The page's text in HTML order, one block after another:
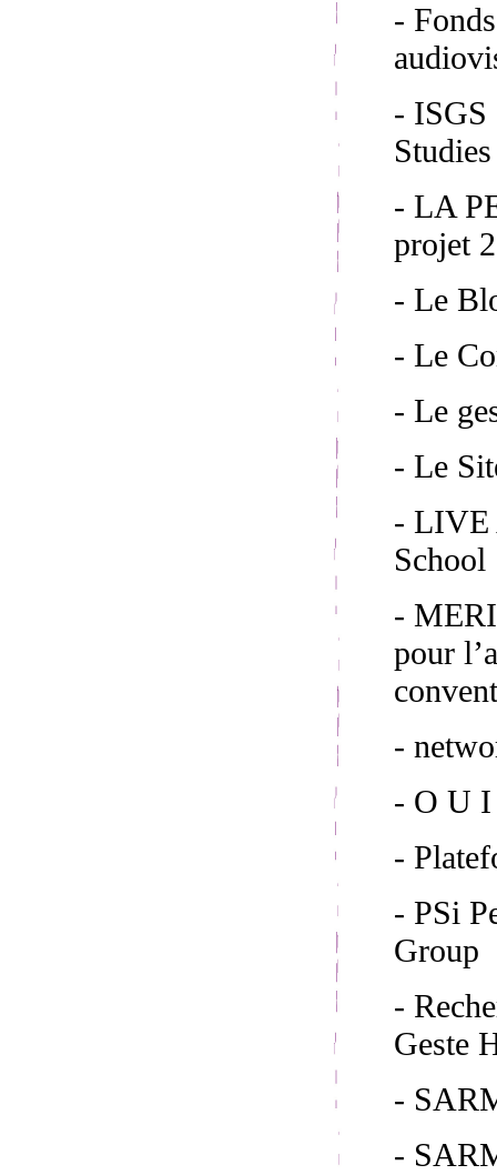
-
- ISGS
Studies
- LA
projet
- Le
- Le
- Le
- Le
- LIVE
School
-
pour
-
- O U I
-
- PSi
Group
-
Geste
-
-